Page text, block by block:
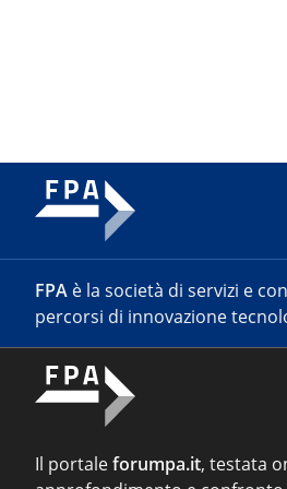
FPA è la società di servizi e
percorsi di innovazione
Il portaleforumpa.it, testata